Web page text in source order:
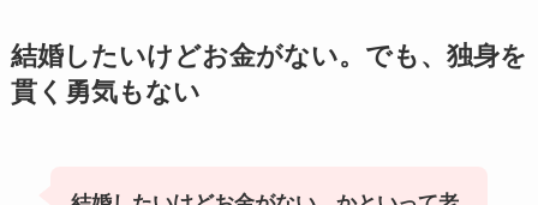
結婚したいけどお金がない。でも、独身を
貫く勇気もない